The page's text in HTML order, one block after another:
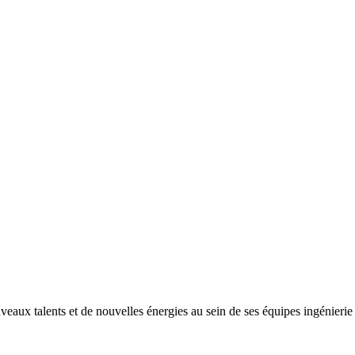
talents et de nouvelles énergies au sein de ses équipes